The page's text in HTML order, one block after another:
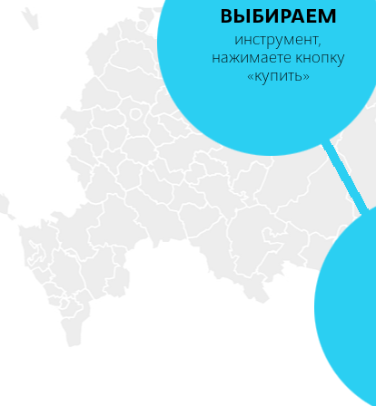
ВЫБИРАЕМ
инструмент,
нажимаете кнопку
«купить»